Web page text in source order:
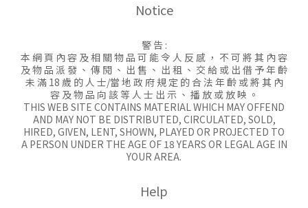
Notice
警 告 :
本 網 頁 內 容 及 相 關 物 品 可 能 令 人 反 感 ， 不 可 將 其 內 容
及 物 品 派 發 、 傳 閱 、 出 售 、 出 租 、 交 給 或 出 借 予 年 齡
未 滿 18 歲 的 人 士/當 地 政 府 規 定 的 合 法 年 齡 或 將 其 內
容 及 物 品 向 該 等 人 士 出 示 、 播 放 或 放 映 。
THIS WEB SITE CONTAINS MATERIAL WHICH MAY OFFEND
AND MAY NOT BE DISTRIBUTED, CIRCULATED, SOLD,
HIRED, GIVEN, LENT, SHOWN, PLAYED OR PROJECTED TO
A PERSON UNDER THE AGE OF 18 YEARS OR LEGAL AGE IN
YOUR AREA.
Help